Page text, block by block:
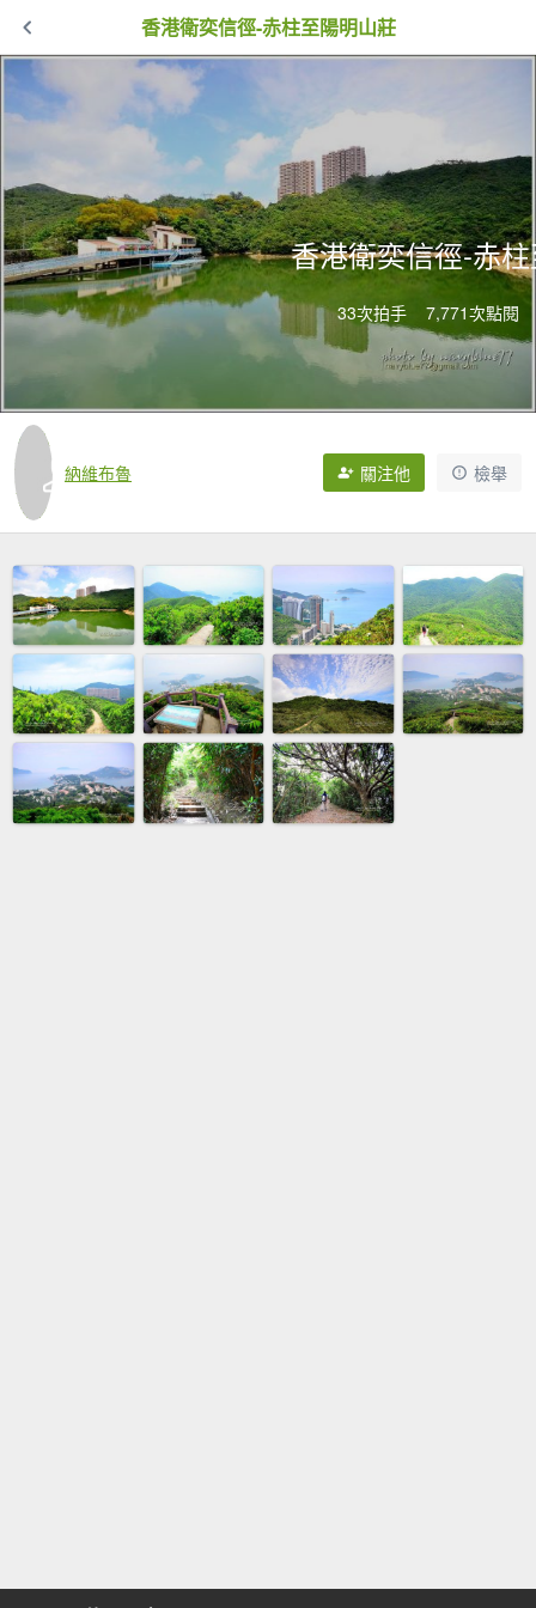
香港衛奕信徑-赤柱至陽明山莊
香港衛奕信徑-赤
33次拍手 7,771次點閱
納維布魯 關注他 檢舉